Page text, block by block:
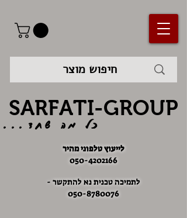
SARFATI-GROUP
לייעוץ טלפוני מהיר
050-4202166
לתמיכה טכנית נא להתקשר -
050-8780076
כל מה שחד...